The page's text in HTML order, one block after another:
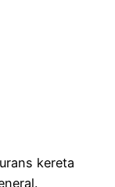
kereta